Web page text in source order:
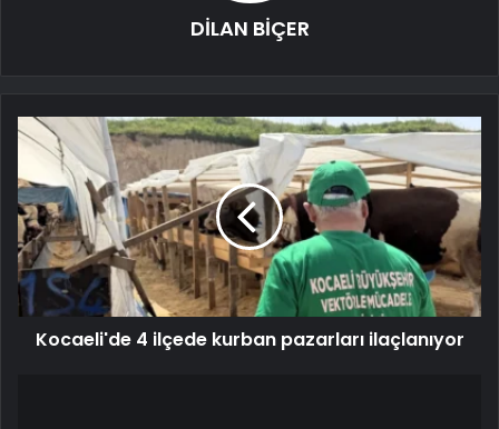
DİLAN BİÇER
Kocaeli'de 4 ilçede kurban pazarları ilaçlanıyor